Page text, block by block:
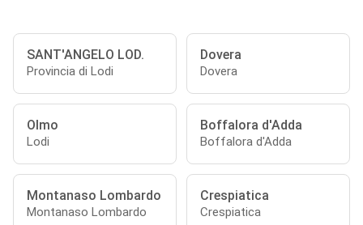
SANT'ANGELO LOD.
Provincia di Lodi
Dovera
Dovera
Olmo
Lodi
Boffalora d'Adda
Boffalora d'Adda
Montanaso Lombardo
Montanaso Lombardo
Crespiatica
Crespiatica